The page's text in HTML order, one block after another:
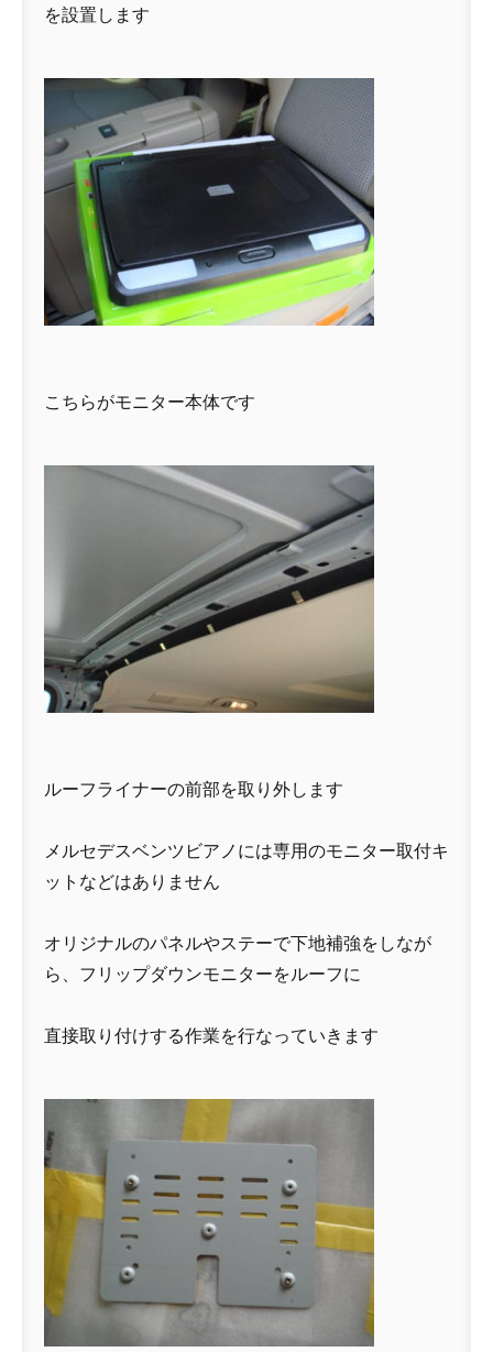
を設置します
こちらがモニター本体です
ルーフライナーの前部を取り外します
メルセデスベンツビアノには専用のモニター取付キ
ットなどはありません
オリジナルのパネルやステーで下地補強をしなが
ら、フリップダウンモニターをルーフに
直接取り付けする作業を行なっていきます